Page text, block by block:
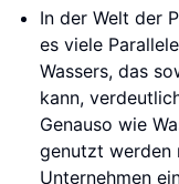
In der Welt der
es viele
Wassers, das
kann,
Genauso wie
genutzt werden
Unternehmen